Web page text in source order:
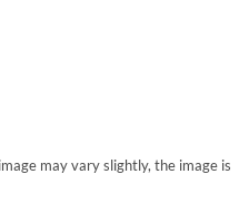
may vary slightly, the image is